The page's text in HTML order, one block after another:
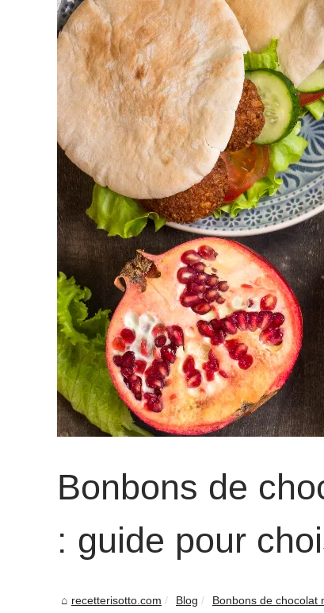
Bonbons de
: guide pour
recetterisotto.com Blog Bonbons de chocolat